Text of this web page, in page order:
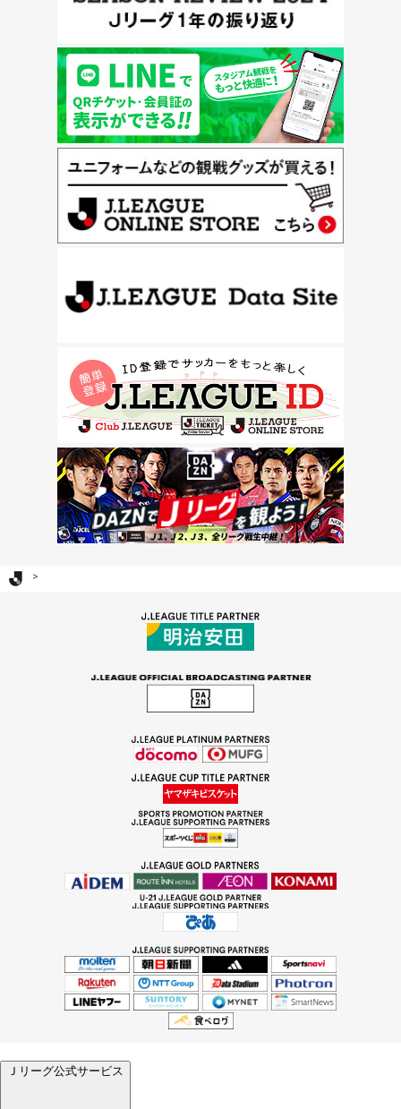
Ｊリーグ TOP